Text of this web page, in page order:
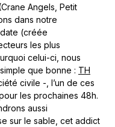
Angels, Petit
dans notre
(créée
les plus
celui-ci, nous
que bonne : TH
civile -, l’un de ces
les prochaines 48h.
aussi
sur le sable, cet addict